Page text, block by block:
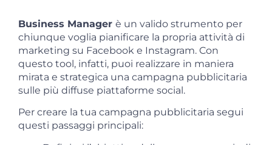
Business Manager è un valido strumento per
chiunque voglia pianificare la propria attività di
marketing su Facebook e Instagram. Con
questo tool, infatti, puoi realizzare in maniera
mirata e strategica una campagna pubblicitaria
sulle più diffuse piattaforme social.
Per creare la tua campagna pubblicitaria segui
questi passaggi principali: